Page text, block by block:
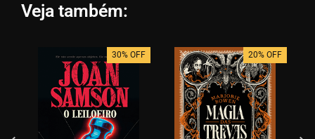
Veja também:
30% OFF 20% OFF